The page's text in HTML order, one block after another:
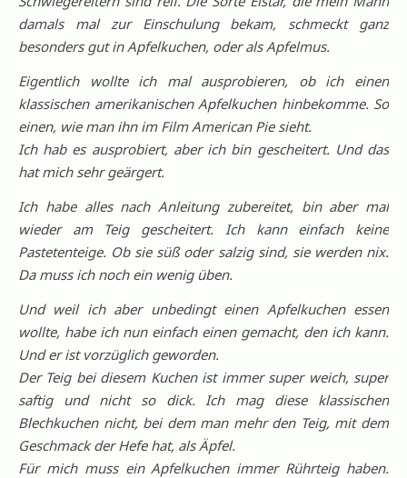
damals mal zur Einschulung bekam, schmeckt ganz
besonders gut in Apfelkuchen, oder als Apfelmus.
Eigentlich wollte ich mal ausprobieren, ob ich einen
klassischen amerikanischen Apfelkuchen hinbekomme. So
einen, wie man ihn im Film American Pie sieht.
Ich hab es ausprobiert, aber ich bin gescheitert. Und das
hat mich sehr geärgert.
Ich habe alles nach Anleitung zubereitet, bin aber mal
wieder am Teig gescheitert. Ich kann einfach keine
Pastetenteige. Ob sie süß oder salzig sind, sie werden nix.
Da muss ich noch ein wenig üben.
Und weil ich aber unbedingt einen Apfelkuchen essen
wollte, habe ich nun einfach einen gemacht, den ich kann.
Und er ist vorzüglich geworden.
Der Teig bei diesem Kuchen ist immer super weich, super
saftig und nicht so dick. Ich mag diese klassischen
Blechkuchen nicht, bei dem man mehr den Teig, mit dem
Geschmack der Hefe hat, als Äpfel.
Für mich muss ein Apfelkuchen immer Rührteig haben.